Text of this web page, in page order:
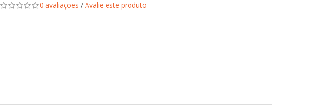
0 avaliações / Avalie este produto